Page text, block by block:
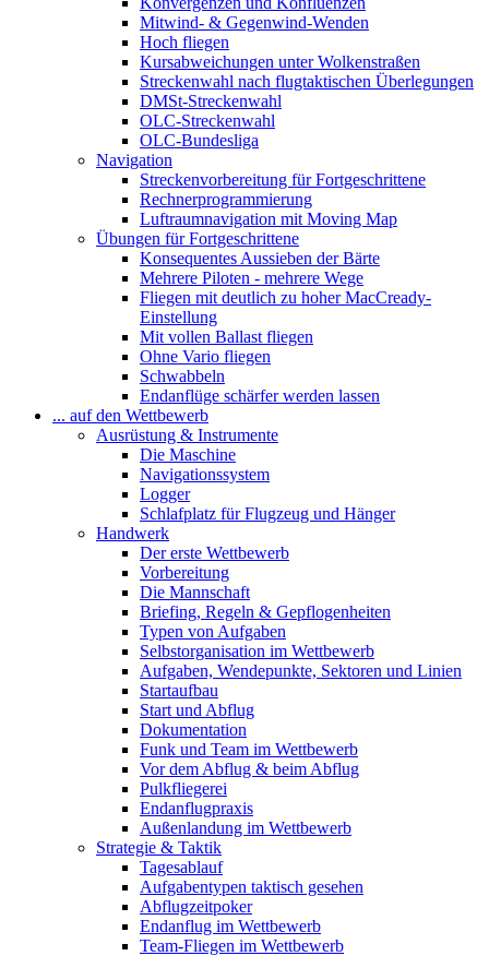
Mitwind- & Gegenwind-Wenden
Hoch fliegen
Kursabweichungen unter Wolkenstraßen
Streckenwahl nach flugtaktischen Überlegungen
DMSt-Streckenwahl
OLC-Streckenwahl
OLC-Bundesliga
Navigation
Streckenvorbereitung für Fortgeschrittene
Rechnerprogrammierung
Luftraumnavigation mit Moving Map
Übungen für Fortgeschrittene
Konsequentes Aussieben der Bärte
Mehrere Piloten - mehrere Wege
Fliegen mit deutlich zu hoher MacCready-
Einstellung
Mit vollen Ballast fliegen
Ohne Vario fliegen
Schwabbeln
Endanflüge schärfer werden lassen
... auf den Wettbewerb
Ausrüstung & Instrumente
Die Maschine
Navigationssystem
Logger
Schlafplatz für Flugzeug und Hänger
Handwerk
Der erste Wettbewerb
Vorbereitung
Die Mannschaft
Briefing, Regeln & Gepflogenheiten
Typen von Aufgaben
Selbstorganisation im Wettbewerb
Aufgaben, Wendepunkte, Sektoren und Linien
Startaufbau
Start und Abflug
Dokumentation
Funk und Team im Wettbewerb
Vor dem Abflug & beim Abflug
Pulkfliegerei
Endanflugpraxis
Außenlandung im Wettbewerb
Strategie & Taktik
Tagesablauf
Aufgabentypen taktisch gesehen
Abflugzeitpoker
Endanflug im Wettbewerb
Team-Fliegen im Wettbewerb